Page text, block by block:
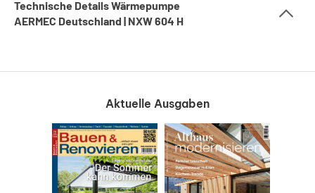
Technische Details Wärmepumpe
AERMEC Deutschland | NXW 604 H
Aktuelle Ausgaben